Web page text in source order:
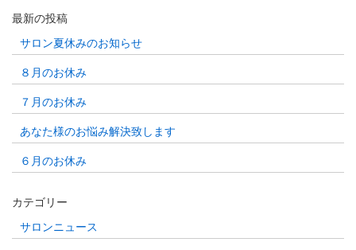
最新の投稿
サロン夏休みのお知らせ
８月のお休み
７月のお休み
あなた様のお悩み解決致します
６月のお休み
カテゴリー
サロンニュース